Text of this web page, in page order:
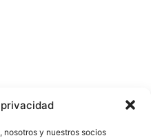
nosotros y nuestros socios